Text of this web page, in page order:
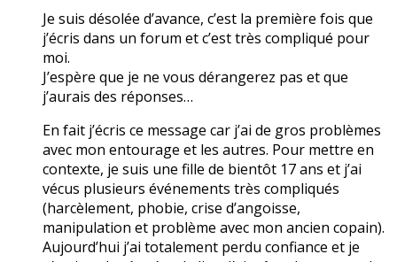
Je suis désolée d’avance, c’est la première fois que
j’écris dans un forum et c’est très compliqué pour
moi.
J’espère que je ne vous dérangerez pas et que
j’aurais des réponses…
En fait j’écris ce message car j’ai de gros problèmes
avec mon entourage et les autres. Pour mettre en
contexte, je suis une fille de bientôt 17 ans et j’ai
vécus plusieurs événements très compliqués
(harcèlement, phobie, crise d’angoisse,
manipulation et problème avec mon ancien copain).
Aujourd’hui j’ai totalement perdu confiance et je